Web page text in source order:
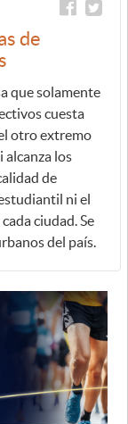
de
que solamente
cuesta
otro extremo
alcanza los
de
ni el
ciudad. Se
del país.